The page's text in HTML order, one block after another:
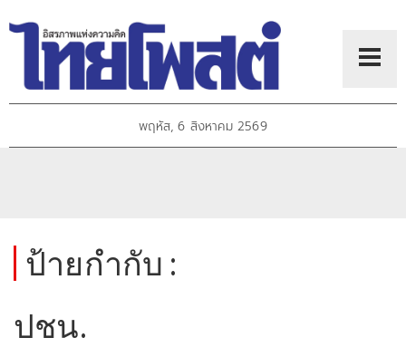
พฤหัส, 6 สิงหาคม 2569
ป้ายกำกับ :
ปชน.